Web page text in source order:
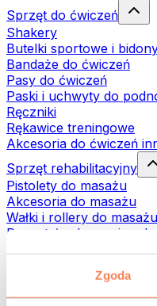
Zgoda
Sprzęt do ćwiczeń
Shakery
Butelki sportowe i
Bandaże do ćwiczeń
Pasy do ćwiczeń
Paski i uchwyty do
Ręczniki
Rękawice treningowe
Akcesoria do ćwiczeń
Sprzęt rehabilitacyjny
Pistolety do masażu
Akcesoria do masażu
Wałki i rollery do masażu
Pozostałe akcesoria
Torby i plecaki
Torby na żywność i